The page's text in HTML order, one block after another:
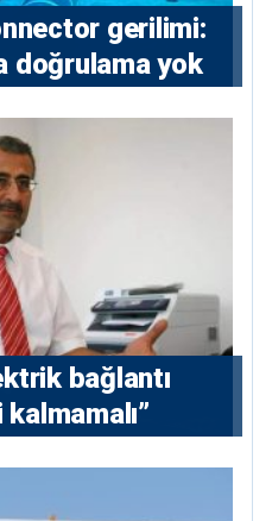
gerilimi:
doğrulama yok
bağlantı